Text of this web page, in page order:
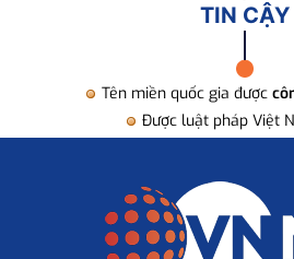
TIN CẬY
Tên miền quốc gia được
Được luật pháp Việt